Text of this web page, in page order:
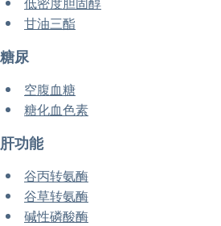
甘油三酯
糖尿
空腹血糖
糖化血色素
肝功能
谷丙转氨酶
谷草转氨酶
碱性磷酸酶